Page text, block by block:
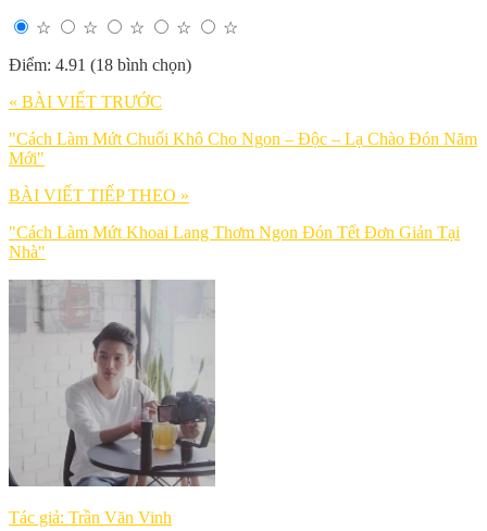
☆ ☆ ☆ ☆
☆
Điểm: 4.91 (18 bình chọn)
« BÀI VIẾT TRƯỚC
"Cách Làm Mứt Chuối Khô Cho Ngon – Độc – Lạ Chào Đón Năm
Mới"
BÀI VIẾT TIẾP THEO »
"Cách Làm Mứt Khoai Lang Thơm Ngon Đón Tết Đơn Giản Tại
Nhà"
Tác giả: Trần Văn Vinh